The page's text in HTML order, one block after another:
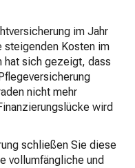
im Jahr
steigenden Kosten im
hat sich gezeigt, dass
nicht mehr
wird
schließen Sie diese
vollumfängliche und